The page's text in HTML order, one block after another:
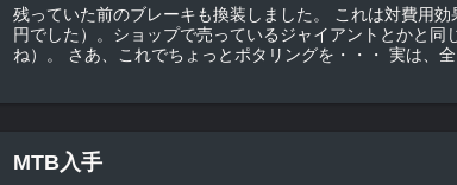
残っていた前のブレーキも換装しました。 これは対費用効果が高かったと思います（一個1500
円でした）。ショップで売っているジャイアントとかと同
ね）。 さあ、これでちょっとポタリング
MTB入手